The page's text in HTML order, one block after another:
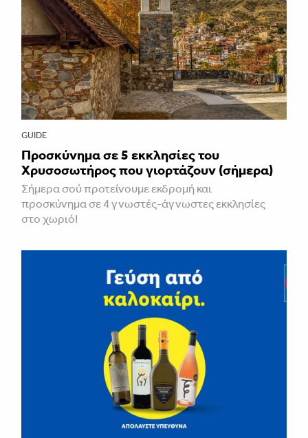
GUIDE
Προσκύνημα σε 5 εκκλησίες του
Χρυσοσωτήρος που γιορτάζουν (σήμερα)
Σήμερα σού προτείνουμε εκδρομή και
προσκύνημα σε 4 γνωστές-άγνωστες εκκλησίες
στο χωριό!